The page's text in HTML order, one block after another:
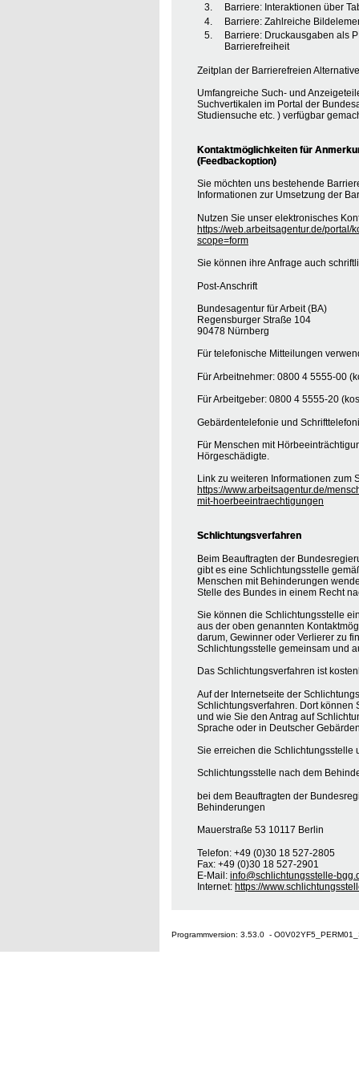
Barriere: Interaktionen über
Barriere: Zahlreiche
Barriere: Druckausgaben als
Barrierefreiheit
Zeitplan der Barrierefreien
Umfangreiche Such- und
Suchvertikalen im Portal der
Studiensuche etc. ) verfügbar
Kontaktmöglichkeiten für
(Feedbackoption)
Sie möchten uns bestehende
Informationen zur Umsetzung der
Nutzen Sie unser elektronisches
https://web.arbeitsagentur.de/portal/
scope=form
Sie können ihre Anfrage auch
Post-Anschrift
Bundesagentur für Arbeit (BA)
Regensburger Straße 104
90478 Nürnberg
Für telefonische Mitteilungen
Für Arbeitnehmer: 0800 4 5555-00
Für Arbeitgeber: 0800 4 5555-20
Gebärdentelefonie und
Für Menschen mit
Hörgeschädigte.
Link zu weiteren Informationen zum
https://www.arbeitsagentur.de/
mit-hoerbeeintraechtigungen
Schlichtungsverfahren
Beim Beauftragten der
gibt es eine Schlichtungsstelle
Menschen mit Behinderungen
Stelle des Bundes in einem Recht
Sie können die Schlichtungsstelle
aus der oben genannten
darum, Gewinner oder Verlierer zu
Schlichtungsstelle gemeinsam und
Das Schlichtungsverfahren ist
Auf der Internetseite der
Schlichtungsverfahren. Dort können
und wie Sie den Antrag auf
Sprache oder in Deutscher
Sie erreichen die Schlichtungsstelle
Schlichtungsstelle nach dem
bei dem Beauftragten der
Behinderungen
Mauerstraße 53 10117 Berlin
Telefon: +49 (0)30 18 527-2805
Fax: +49 (0)30 18 527-2901
E-Mail: info@schlichtungsstelle-
Internet: https://
Programmversion: 3.53.0 -